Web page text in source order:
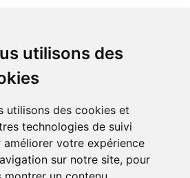
utilisons des
utilisons des cookies et
technologies de suivi
améliorer votre expérience
sur notre site, pour
chercher votre commande à Amiens
(Fachon) ou recevez-là rapidement
réseaux sociaux